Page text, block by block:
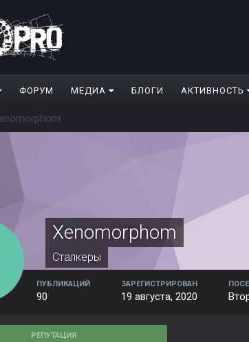
ФОРУМ МЕДИА БЛОГИ АКТИВНОСТЬ
Xenomorphom
Сталкеры
ПУБЛИКАЦИЙ
90
ЗАРЕГИСТРИРОВАН
19 августа, 2020
РЕПУТАЦИЯ